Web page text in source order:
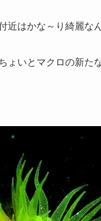
近はかな～り綺麗な
ょいとマクロの新た